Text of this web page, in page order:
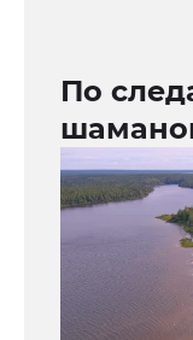
По